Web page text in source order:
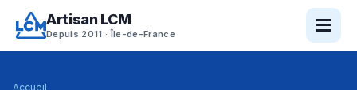
Artisan LCM
Depuis 2011 · Île-de-France
Accueil